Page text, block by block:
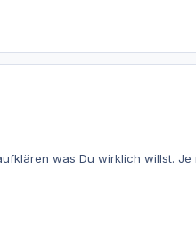
was Du wirklich willst.